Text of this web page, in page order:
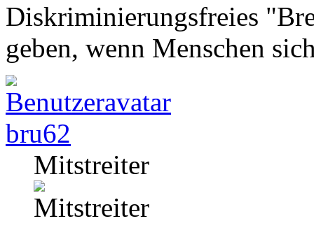
Diskriminierungsfreies
geben, wenn Menschen
bru62
Mitstreiter